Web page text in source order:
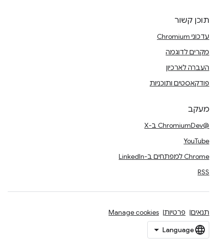
תוכן קשור
עדכוני Chromium
מקרים לדוגמה
העברה לארכיון
פודקאסטים ותוכניות
מעקב
@ChromiumDev ב-X
YouTube
Chrome למפתחים ב-LinkedIn
RSS
תנאים פרטיות Manage cookies